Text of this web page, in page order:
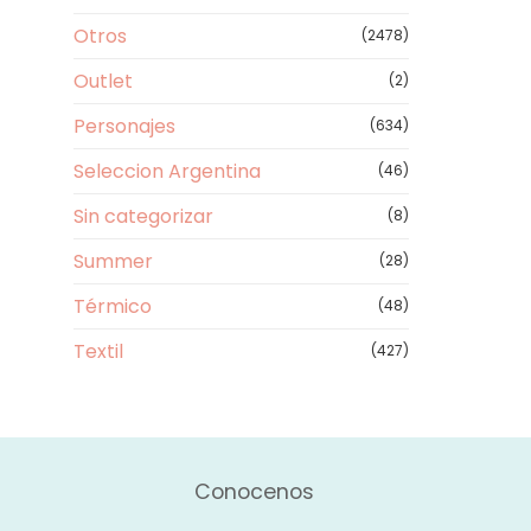
Otros (2478)
Outlet (2)
Personajes (634)
Seleccion Argentina (46)
Sin categorizar (8)
Summer (28)
Térmico (48)
Textil (427)
Conocenos